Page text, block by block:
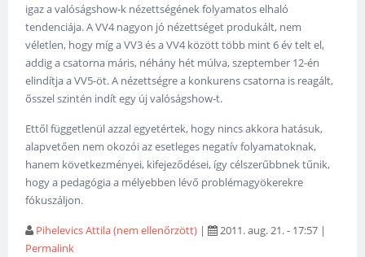
igaz a valóságshow-k nézettségének folyamatos elhaló
tendenciája. A VV4 nagyon jó nézettséget produkált, nem
véletlen, hogy míg a VV3 és a VV4 között több mint 6 év telt el,
addig a csatorna máris, néhány hét múlva, szeptember 12-én
elindítja a VV5-öt. A nézettségre a konkurens csatorna is reagált,
ősszel szintén indít egy új valóságshow-t.
Ettől függetlenül azzal egyetértek, hogy nincs akkora hatásuk,
alapvetően nem okozói az esetleges negatív folyamatoknak,
hanem következményei, kifejeződései, így célszerűbbnek tűnik,
hogy a pedagógia a mélyebben lévő problémagyökerekre
fókuszáljon.
Pihelevics Attila (nem ellenőrzött) | 2011. aug. 21. - 17:57 |
Permalink